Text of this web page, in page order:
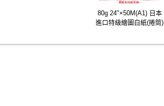
80g 24"×50M(A1) 日本
進口特級繪圖白紙(捲筒)